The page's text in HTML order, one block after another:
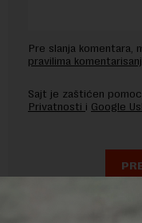
Pre slanja komentara,
pravilima
Sajt je zaštićen
Privatnosti i Google